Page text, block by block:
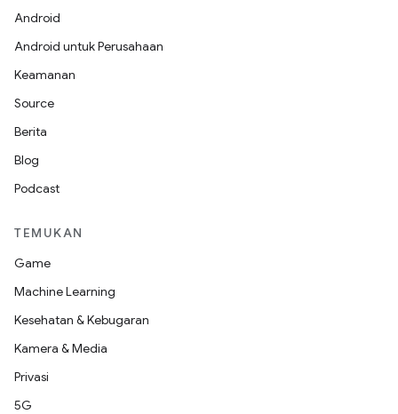
Android
Android untuk Perusahaan
Keamanan
Source
Berita
Blog
Podcast
TEMUKAN
Game
Machine Learning
Kesehatan & Kebugaran
Kamera & Media
Privasi
5G